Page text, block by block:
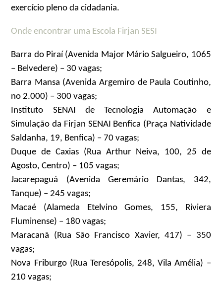
exercício pleno da cidadania.
Onde encontrar uma Escola Firjan SESI
Barra do Piraí (Avenida Major Mário Salgueiro, 1065
– Belvedere) – 30 vagas;
Barra Mansa (Avenida Argemiro de Paula Coutinho,
no 2.000) – 300 vagas;
Instituto SENAI de Tecnologia Automação e
Simulação da Firjan SENAI Benfica (Praça Natividade
Saldanha, 19, Benfica) – 70 vagas;
Duque de Caxias (Rua Arthur Neiva, 100, 25 de
Agosto, Centro) – 105 vagas;
Jacarepaguá (Avenida Geremário Dantas, 342,
Tanque) – 245 vagas;
Macaé (Alameda Etelvino Gomes, 155, Riviera
Fluminense) – 180 vagas;
Maracanã (Rua São Francisco Xavier, 417) – 350
vagas;
Nova Friburgo (Rua Teresópolis, 248, Vila Amélia) –
210 vagas;